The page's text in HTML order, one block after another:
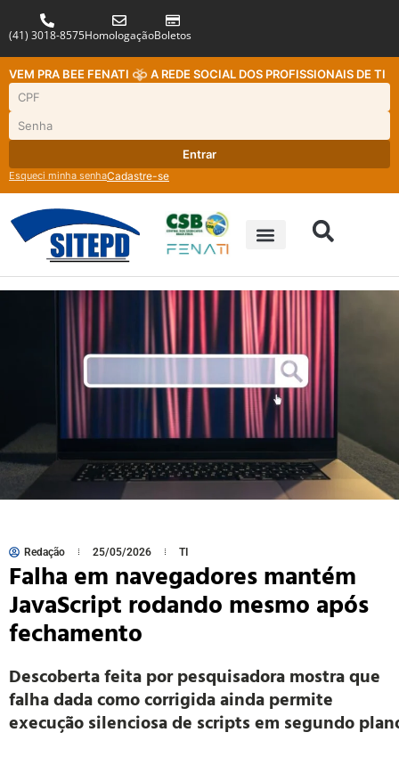
(41) 3018-8575HomologaçãoBoletos
VEM PRA BEE FENATI A REDE SOCIAL DOS PROFISSIONAIS DE TI
Entrar
Esqueci minha senhaCadastre-se
Redação 25/05/2026 TI
Falha em navegadores mantém
JavaScript rodando mesmo após
fechamento
Descoberta feita por pesquisadora mostra que
falha dada como corrigida ainda permite
execução silenciosa de scripts em segundo